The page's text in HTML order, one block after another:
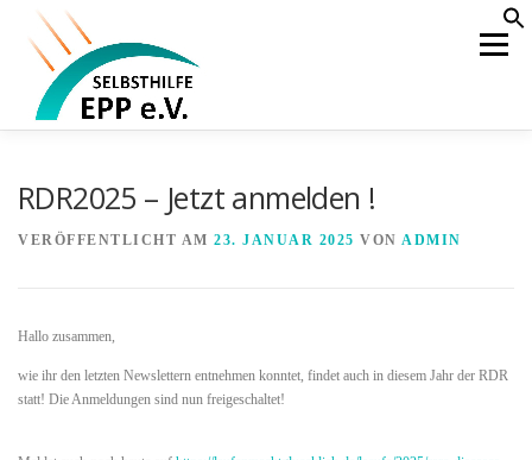
springen
Menü
RDR2025 – Jetzt anmelden !
VERÖFFENTLICHT AM 23. JANUAR 2025 VON ADMIN
Hallo zusammen,
wie ihr den letzten Newslettern entnehmen konntet, findet auch in diesem Jahr der RDR
statt! Die Anmeldungen sind nun freigeschaltet!